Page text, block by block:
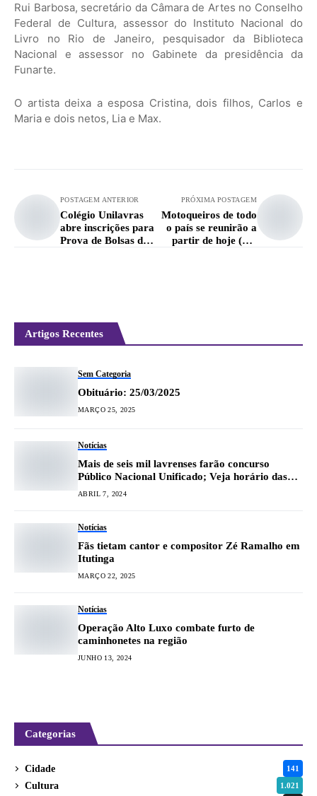
Rui Barbosa, secretário da Câmara de Artes no Conselho
Federal de Cultura, assessor do Instituto Nacional do
Livro no Rio de Janeiro, pesquisador da Biblioteca
Nacional e assessor no Gabinete da presidência da
Funarte.
O artista deixa a esposa Cristina, dois filhos, Carlos e
Maria e dois netos, Lia e Max.
POSTAGEM ANTERIOR
Colégio Unilavras
abre inscrições para
Prova de Bolsas do
PRÓXIMA POSTAGEM
Motoqueiros de todo
o país se reunirão a
partir de hoje (27)
Artigos Recentes
Sem Categoria
Obituário: 25/03/2025
MARÇO 25, 2025
Notícias
Mais de seis mil lavrenses farão concurso
Público Nacional Unificado; Veja horário das
provas
ABRIL 7, 2024
Notícias
Fãs tietam cantor e compositor Zé Ramalho em
Itutinga
MARÇO 22, 2025
Notícias
Operação Alto Luxo combate furto de
caminhonetes na região
JUNHO 13, 2024
Categorias
Cidade 141
Cultura 1.021